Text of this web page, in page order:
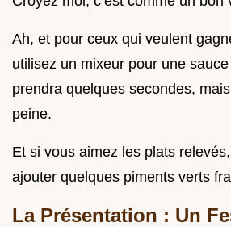
Ah, et pour ceux qui veulent
utilisez un mixeur pour une
prendra quelques secondes,
peine.
Et si vous aimez les plats
ajouter quelques piments verts
La Présentation : Un